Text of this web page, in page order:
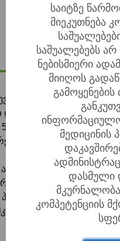
დაავადებებების
დროს❗️ჩაიტარეთ თქვენ/
ლარად გაიარეთ 120
ჯანმრთელობაზე.
არსებობის შემთხვევაში
რომელიც არის 100%
წმენდა
ასევე
საიტზე
მიეკუთნება
საშუალებებს
ნებისმიერი
მიიღოს
მედიცინის
დასმული
კომპეტენციის